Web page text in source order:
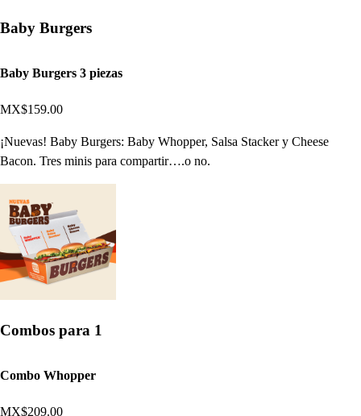
Baby Burgers
Baby Burgers 3 piezas
MX$159.00
¡Nuevas! Baby Burgers: Baby Whopper, Salsa Stacker y Cheese
Bacon. Tres minis para compartir….o no.
Combos para 1
Combo Whopper
MX$209.00